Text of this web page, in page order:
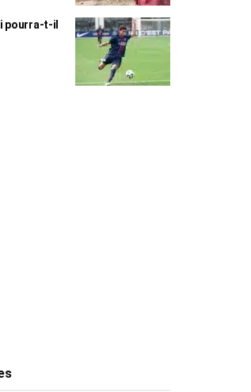
pourra-t-il